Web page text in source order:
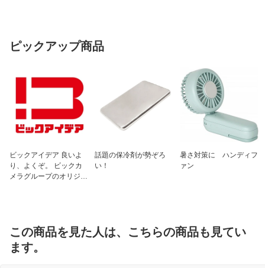
ピックアップ商品
ビックアイデア 良いよ
り、よくぞ。 ビックカ
メラグループのオリジナ
話題の保冷剤が勢ぞろ
い！
暑さ対策に ハンディフ
ァン
この商品を見た人は、こちらの商品も見てい
ます。